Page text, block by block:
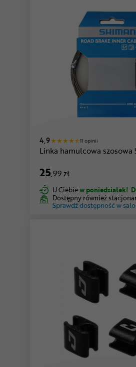
4,9 11 opinii
Linka hamulcowa szosowa
25,99 zł
U Ciebiew poniedziałek!
Dostępny również
Sprawdź dostępność w